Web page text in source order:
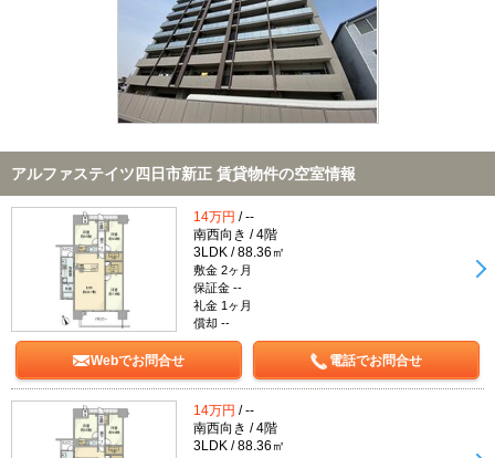
TOP
アルファステイツ四日市新正 賃貸物件の空室情報
14万円 / --
南西向き / 4階
3LDK / 88.36㎡
敷金 2ヶ月
保証金 --
礼金 1ヶ月
償却 --
Webでお問合せ 電話でお問合せ
14万円 / --
南西向き / 4階
3LDK / 88.36㎡